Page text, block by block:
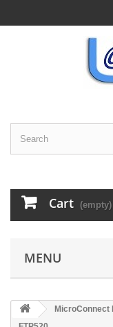
Cart (empty)
MENU
MicroConnect